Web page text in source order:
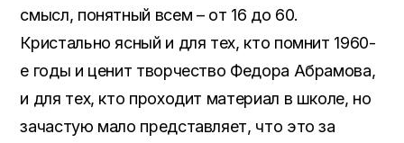
смысл, понятный всем – от 16 до 60.
Кристально ясный и для тех, кто помнит 1960-
е годы и ценит творчество Федора Абрамова,
и для тех, кто проходит материал в школе, но
зачастую мало представляет, что это за